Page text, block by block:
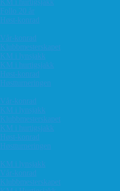
Follo 20 år
Høst-konrad
Vår-konrad
Klubbmesterskapet
KM i lynsjakk
KM i hurtigsjakk
Høst-konrad
Høstturneringen
Vår-konrad
KM i lynsjakk
Klubbmesterskapet
KM i hurtigsjakk
Høst-konrad
Høstturneringen
KM i lynsjakk
Vår-konrad
Klubbmesterskapet